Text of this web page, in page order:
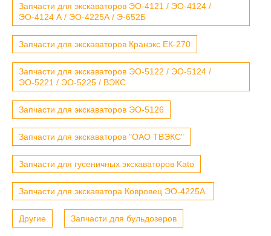
Запчасти для экскаваторов ЭО-4121 / ЭО-4124 /
ЭО-4124 А / ЭО-4225А / Э-652Б
Запчасти для экскаваторов Кранэкс ЕК-270
Запчасти для экскаваторов ЭО-5122 / ЭО-5124 /
ЭО-5221 / ЭО-5225 / ВЭКС
Запчасти для экскаваторов ЭО-5126
Запчасти для экскаваторов "ОАО ТВЭКС"
Запчасти для гусеничных экскаваторов Kato
Запчасти для экскаватора Ковровец ЭО-4225А.
Другие Запчасти для бульдозеров